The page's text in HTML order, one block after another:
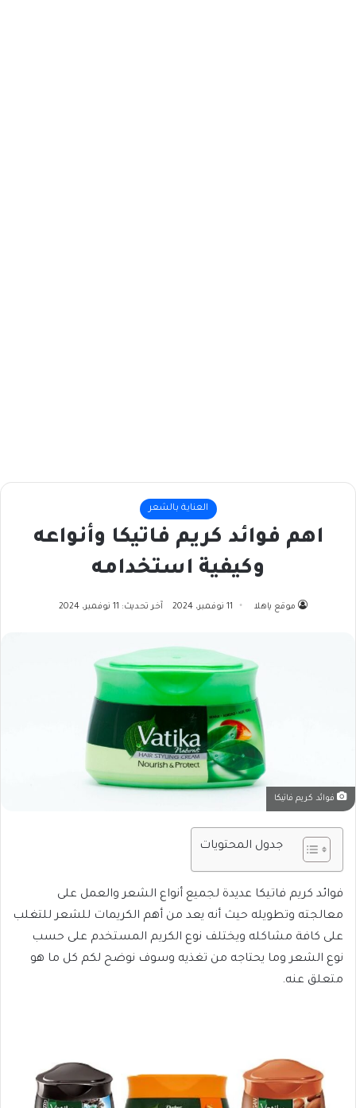
العناية بالشعر
اهم فوائد كريم فاتيكا وأنواعه
وكيفية استخدامه
موقع ياهلا 11 نوفمبر، 2024 آخر تحديث: 11 نوفمبر، 2024
فوائد كريم فاتيكا
جدول المحتويات
فوائد كريم فاتيكا عديدة لجميع أنواع الشعر والعمل على
معالجته وتطويله حيث أنه يعد من أهم الكريمات للشعر للتغلب
على كافة مشاكله ويختلف نوع الكريم المستخدم على حسب
نوع الشعر وما يحتاجه من تغذيه وسوف نوضح لكم كل ما هو
متعلق عنه.